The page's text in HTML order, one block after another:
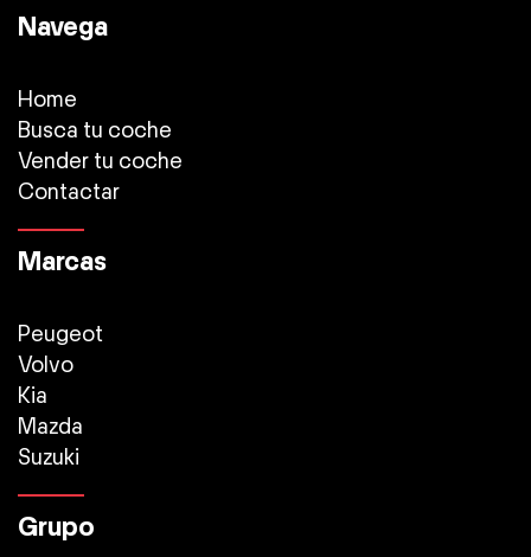
Navega
Home
Busca tu coche
Vender tu coche
Contactar
Marcas
Peugeot
Volvo
Kia
Mazda
Suzuki
Grupo